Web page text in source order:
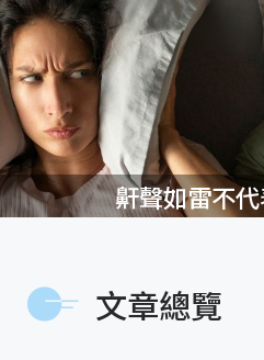
鼾聲如雷不代
文章總覽